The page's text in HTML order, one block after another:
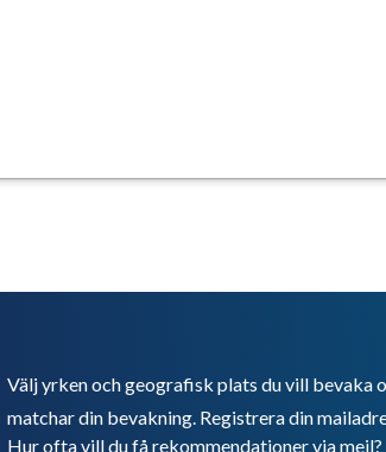
Välj yrken och geografisk plats du vill bevaka
matchar din bevakning. Registrera din
Hur ofta vill du få rekommendationer via mejl?